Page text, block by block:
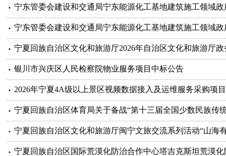
宁东管委会建设和交通局宁东能源化工基地建筑施工领域
宁东管委会建设和交通局宁东能源化工基地建筑施工领域
宁夏回族自治区文化和旅游厅2026年自治区文化和旅游厅
银川市兴庆区人民检察院物业服务项目中标公告
2026年宁夏4A级以上景区视频数据接入及运维服务采购项
宁夏回族自治区体育局关于备战“第十三届全国少数民族传
宁夏回族自治区文化和旅游厅闽宁文旅交流系列活动“山
宁夏回族自治区国际荒漠化防治合作中心塔吉克斯坦荒漠